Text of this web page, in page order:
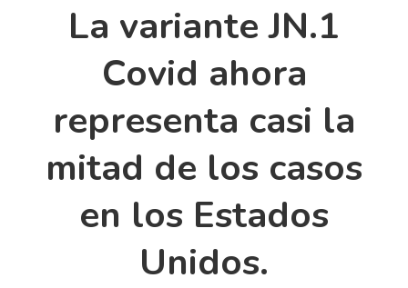
La variante JN.1
Covid ahora
representa casi la
mitad de los casos
en los Estados
Unidos.